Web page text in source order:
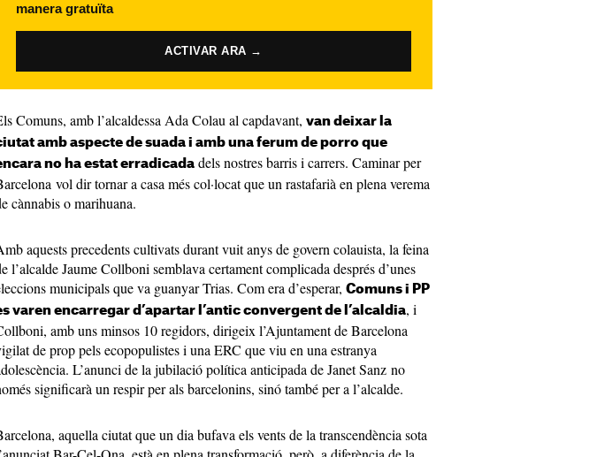
manera gratuïta
ACTIVAR ARA →
Comuns, amb l’alcaldessa Ada Colau al capdavant, van deixar la
amb aspecte de suada i amb una ferum de porro que
no ha estat erradicada dels nostres barris i carrers. Caminar per
vol dir tornar a casa més col·locat que un rastafarià en plena verema
cànnabis o marihuana.
aquests precedents cultivats durant vuit anys de govern colauista, la feina
l’alcalde Jaume Collboni semblava certament complicada després d’unes
municipals que va guanyar Trias. Com era d’esperar, Comuns i PP
varen encarregar d’apartar l’antic convergent de l’alcaldia, i
amb uns minsos 10 regidors, dirigeix l’Ajuntament de Barcelona
de prop pels ecopopulistes i una ERC que viu en una estranya
L’anunci de la jubilació política anticipada de Janet Sanz no
significarà un respir per als barcelonins, sinó també per a l’alcalde.
aquella ciutat que un dia bufava els vents de la transcendència sota